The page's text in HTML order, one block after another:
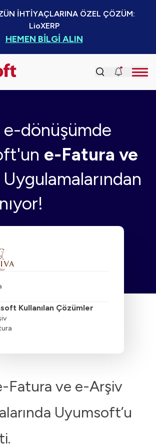
İHTİYAÇLARINA ÖZEL ÇÖZÜM:
LioXERP
HEMEN BİLGİ ALIN
e-dönüşümde
e-Fatura ve
Uygulamalarından
Kullanılan Çözümler
Fatura ve e-Arşiv
Uyumsoft’u